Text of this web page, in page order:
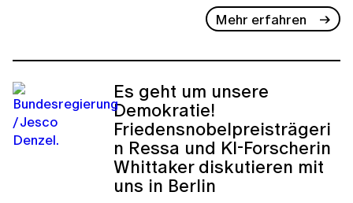
Mehr erfahren
Es geht um unsere
Demokratie!
Friedensnobelpreisträgeri
n Ressa und KI-Forscherin
Whittaker diskutieren mit
uns in Berlin